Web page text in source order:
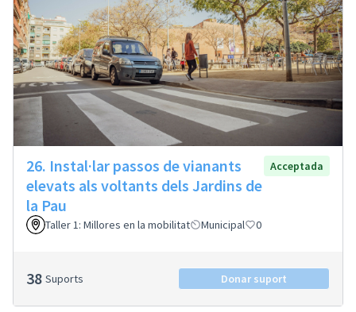
26. Instal·lar passos de vianants
elevats als voltants dels Jardins de
la Pau
Acceptada
Taller 1: Millores en la mobilitat Municipal 0
38 Suports Donar suport